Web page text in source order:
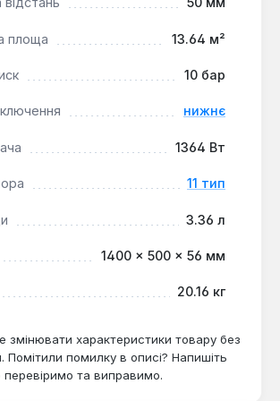
повноцінний обігрів приміщення.
заглушками та повітряним клапаном
що спрощує його
та подальшу експлуатацію. Робочий
становить 10 бар, а
трубопроводи в підлозі
обігрів:Конструкція 11 типу з
поширення тепла по
Завдяки технології Nano
площа 13.64 м²
10 бар
нижнє
1364 Вт
11 тип
3.36 л
1400 × 500 × 56 мм
20.16 кг
характеристики товару без
помилку в описі? Напишіть
та виправимо.